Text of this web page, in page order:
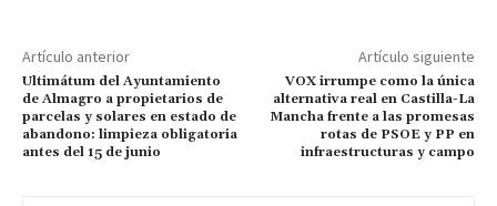
Artículo anterior
Ultimátum del Ayuntamiento
de Almagro a propietarios de
parcelas y solares en estado de
abandono: limpieza obligatoria
antes del 15 de junio
Artículo siguiente
VOX irrumpe como la única
alternativa real en Castilla-La
Mancha frente a las promesas
rotas de PSOE y PP en
infraestructuras y campo